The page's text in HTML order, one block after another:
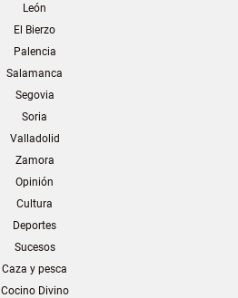
León
El Bierzo
Palencia
Salamanca
Segovia
Soria
Valladolid
Zamora
Opinión
Cultura
Deportes
Sucesos
Caza y pesca
Cocino Divino